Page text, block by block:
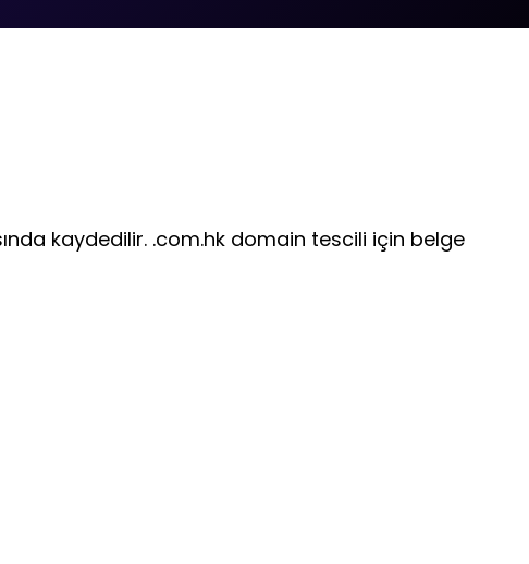
kaydedilir. .com.hk domain tescili için belge